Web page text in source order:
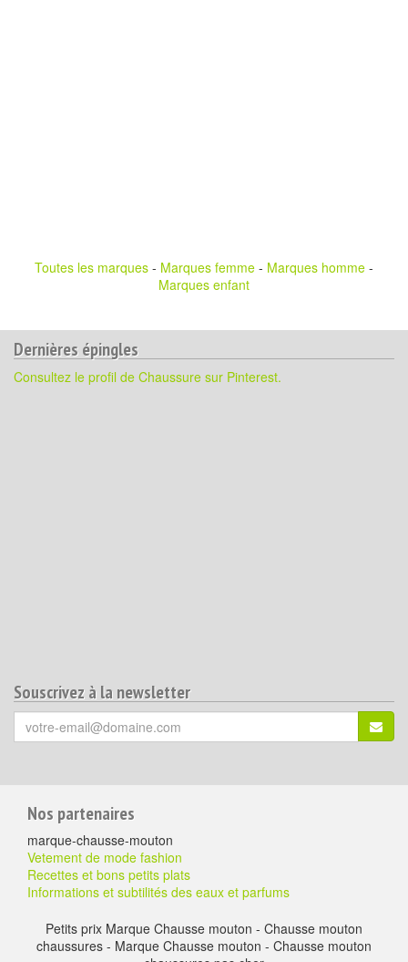
Toutes les marques - Marques femme - Marques homme -
Marques enfant
Dernières épingles
Consultez le profil de Chaussure sur Pinterest.
Souscrivez à la newsletter
Votre
email
Pour
aller
plus
loin
Nos partenaires
marque-chausse-mouton
Vetement de mode fashion
Recettes et bons petits plats
Informations et subtilités des eaux et parfums
Petits prix Marque Chausse mouton - Chausse mouton
chaussures - Marque Chausse mouton - Chausse mouton